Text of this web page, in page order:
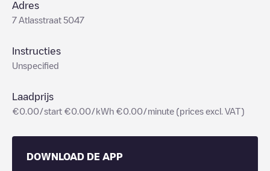
Adres
7 Atlasstraat 5047
Instructies
Unspecified
Laadprijs
€0.00/start €0.00/kWh €0.00/minute (prices excl. VAT)
DOWNLOAD DE APP